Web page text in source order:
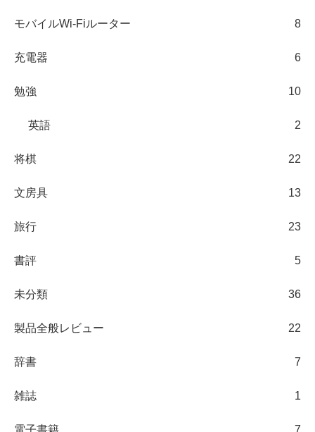
モバイルWi-Fiルーター 8
充電器 6
勉強 10
英語 2
将棋 22
文房具 13
旅行 23
書評 5
未分類 36
製品全般レビュー 22
辞書 7
雑誌 1
電子書籍 7